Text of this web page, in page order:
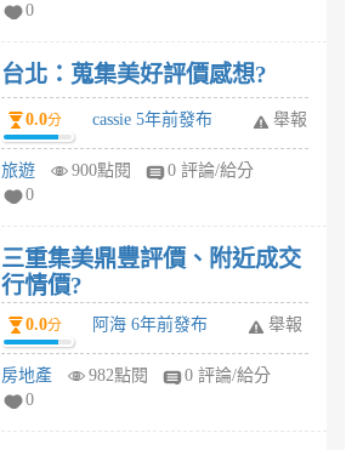
0
台北：蒐集美好評價感想?
0.0分 cassie 5年前發布 舉報
旅遊 900點閱
0 評論/給分
0
三重集美鼎豐評價、附近成交
行情價?
0.0分 阿海 6年前發布 舉報
房地產 982點閱
0 評論/給分
0